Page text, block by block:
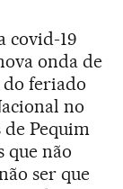
covid-19
onda de
feriado
no
Pequim
que não
ser que